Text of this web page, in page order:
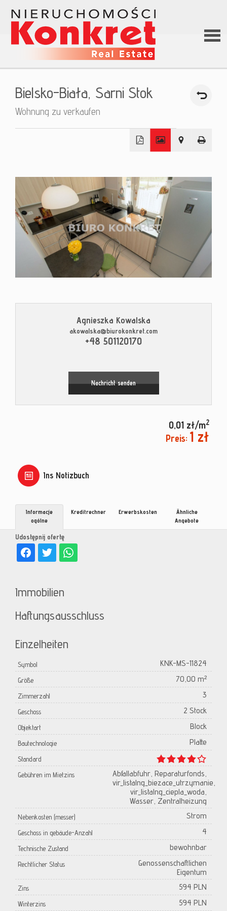
Home
Bielsko-Biała, Sarni Stok
Wohnung zu verkaufen
−
Agnieszka Kowalska
akowalska@biurokonkret.com
+48 501120170
Nachricht senden
0,01 zł/m2
Preis: 1 zł
Ins Notizbuch
Udostępnij ofertę
Informacje
ogólne
Kreditrechner Erwerbskosten
Ähnliche
Angebote
Immobilien
Haftungsausschluss
Einzelheiten
Symbol KNK-MS-11824
Größe 70,00 m²
Zimmerzahl 3
Geschoss 2 Stock
Objektart Block
Bautechnologie Platte
Standard
Gebühren im Mietzins
Abfallabfuhr, Reparaturfonds,
vir_listalng_biezace_utrzymanie,
vir_listalng_ciepla_woda,
Wasser, Zentralheizung
Nebenkosten (messer) Strom
Geschoss in gebäude-Anzahl 4
Technische Zustand bewohnbar
Rechtlicher Status
Genossenschaftlichen
Eigentum
Zins 594 PLN
Winterzins 594 PLN